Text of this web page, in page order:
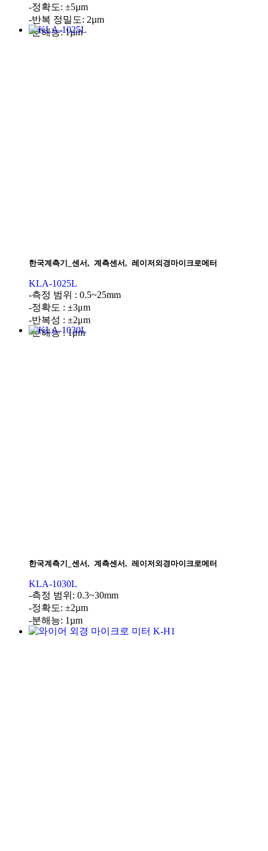
-정확도: ±5µm
-반복 정밀도: 2µm
-분해능: 1µm
한국계측기_센서 , 계측센서, 레이저외경마이크로메터
KLA-1025L
-측정 범위 : 0.5~25mm
-정확도 : ±3μm
-반복성 : ±2μm
-분해능 : 1μm
한국계측기_센서 , 계측센서, 레이저외경마이크로메터
KLA-1030L
-측정 범위: 0.3~30mm
-정확도: ±2µm
-분해능: 1µm